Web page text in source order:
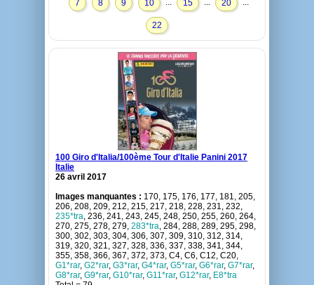
7 8 9 10 ... 15 ... 20 ...
22
100 Giro d'Italia/100ème Tour d'Italie Panini 2017
Italie
26 avril 2017
Images manquantes : 170, 175, 176, 177, 181, 205,
206, 208, 209, 212, 215, 217, 218, 228, 231, 232,
235*tra, 236, 241, 243, 245, 248, 250, 255, 260, 264,
270, 275, 278, 279, 283*tra, 284, 288, 289, 295, 298,
300, 302, 303, 304, 306, 307, 309, 310, 312, 314,
319, 320, 321, 327, 328, 336, 337, 338, 341, 344,
355, 358, 366, 367, 372, 373, C4, C6, C12, C20,
G1*rar, G2*rar, G3*rar, G4*rar, G5*rar, G6*rar, G7*rar,
G8*rar, G9*rar, G10*rar, G11*rar, G12*rar, E8*tra